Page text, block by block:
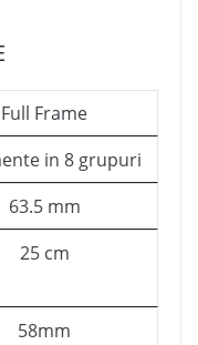
Full Frame
in 8 grupuri
63.5 mm
25 cm
58mm